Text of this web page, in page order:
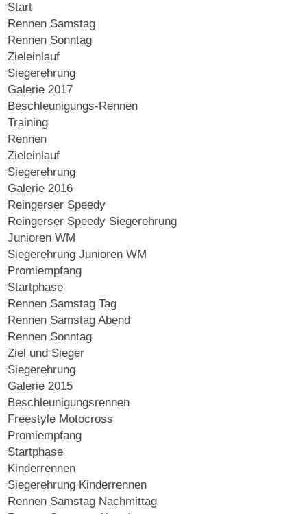
Start
Rennen Samstag
Rennen Sonntag
Zieleinlauf
Siegerehrung
Galerie 2017
Beschleunigungs-Rennen
Training
Rennen
Zieleinlauf
Siegerehrung
Galerie 2016
Reingerser Speedy
Reingerser Speedy Siegerehrung
Junioren WM
Siegerehrung Junioren WM
Promiempfang
Startphase
Rennen Samstag Tag
Rennen Samstag Abend
Rennen Sonntag
Ziel und Sieger
Siegerehrung
Galerie 2015
Beschleunigungsrennen
Freestyle Motocross
Promiempfang
Startphase
Kinderrennen
Siegerehrung Kinderrennen
Rennen Samstag Nachmittag